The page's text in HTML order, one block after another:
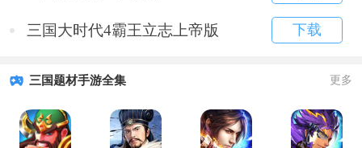
三国大时代4霸王立志上帝版 下载
三国题材手游全集 更多